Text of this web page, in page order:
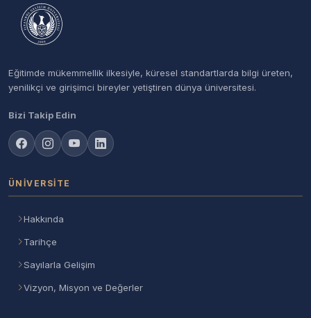
Eğitimde mükemmellik ilkesiyle, küresel standartlarda bilgi üreten,
yenilikçi ve girişimci bireyler yetiştiren dünya üniversitesi.
Bizi Takip Edin
ÜNIVERSITE
Hakkında
Tarihçe
Sayılarla Gelişim
Vizyon, Misyon ve Değerler